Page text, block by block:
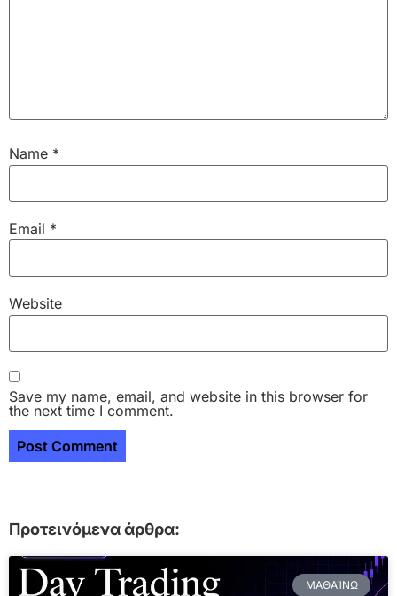
Name *
Email *
Website
Save my name, email, and website in this browser for
the next time I comment.
Προτεινόμενα άρθρα:
ΜΑΘΑΊΝΩ